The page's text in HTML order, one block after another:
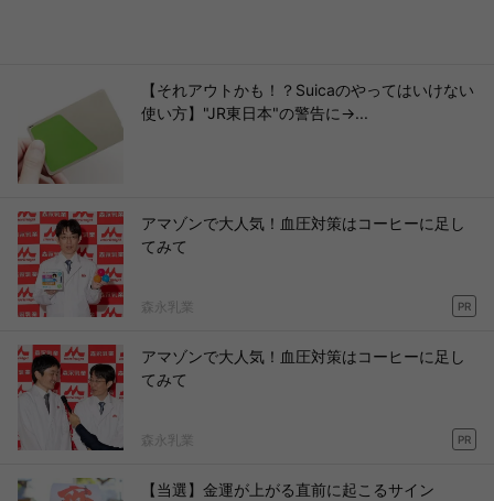
【それアウトかも！？Suicaのやってはいけない
使い方】"JR東日本"の警告に→...
アマゾンで大人気！血圧対策はコーヒーに足し
てみて
森永乳業 PR
アマゾンで大人気！血圧対策はコーヒーに足し
てみて
森永乳業 PR
【当選】金運が上がる直前に起こるサイン